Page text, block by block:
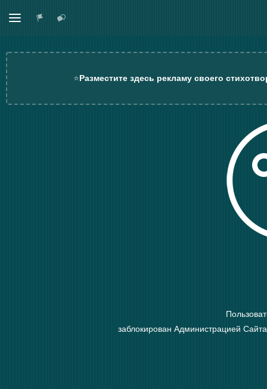
⭐Разместите здесь рекламу своего
заблокирован Администрацией